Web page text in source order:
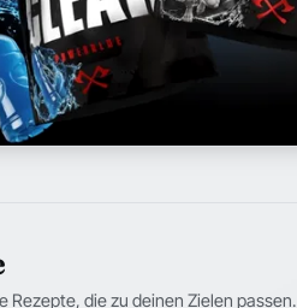
Rezepte, die zu deinen Zielen passen.